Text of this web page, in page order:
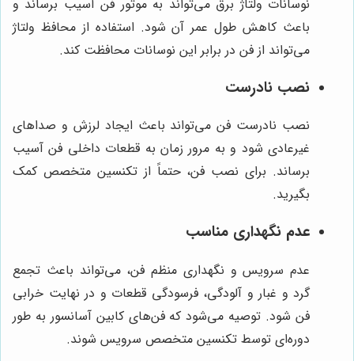
نوسانات ولتاژ برق می‌تواند به موتور فن آسیب برساند و
باعث کاهش طول عمر آن شود. استفاده از محافظ ولتاژ
می‌تواند از فن در برابر این نوسانات محافظت کند.
نصب نادرست
نصب نادرست فن می‌تواند باعث ایجاد لرزش و صداهای
غیرعادی شود و به مرور زمان به قطعات داخلی فن آسیب
برساند. برای نصب فن، حتماً از تکنسین متخصص کمک
بگیرید.
عدم نگهداری مناسب
عدم سرویس و نگهداری منظم فن، می‌تواند باعث تجمع
گرد و غبار و آلودگی، فرسودگی قطعات و در نهایت خرابی
فن شود. توصیه می‌شود که فن‌های کابین آسانسور به طور
دوره‌ای توسط تکنسین متخصص سرویس شوند.